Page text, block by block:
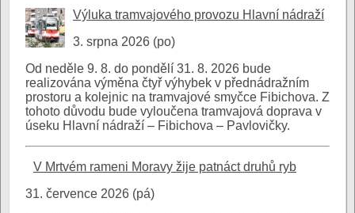
Výluka tramvajového provozu Hlavní nádraží
3. srpna 2026 (po)
Od neděle 9. 8. do pondělí 31. 8. 2026 bude
realizována výměna čtyř výhybek v přednádražním
prostoru a kolejnic na tramvajové smyčce Fibichova. Z
tohoto důvodu bude vyloučena tramvajová doprava v
úseku Hlavní nádraží – Fibichova – Pavlovičky.
V Mrtvém rameni Moravy žije patnáct druhů ryb
31. července 2026 (pá)